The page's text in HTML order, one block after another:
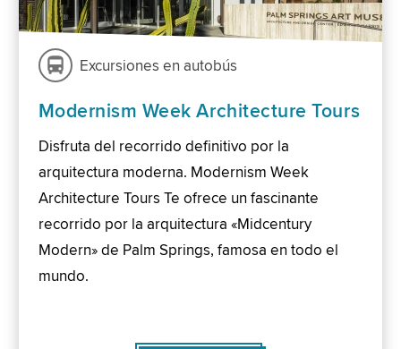
Excursiones en autobús
Modernism Week Architecture Tours
Disfruta del recorrido definitivo por la
arquitectura moderna. Modernism Week
Architecture Tours Te ofrece un fascinante
recorrido por la arquitectura «Midcentury
Modern» de Palm Springs, famosa en todo el
mundo.